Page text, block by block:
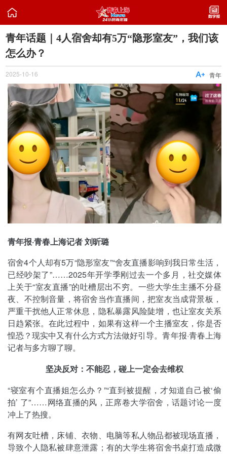

青年话题｜4人宿舍却有5万“隐形室友”，我们该
怎么办？
2025-10-16 青年

青年报·青春上海记者 刘昕璐
宿舍4个人却有5万“隐形室友”“舍友直播影响到我日常生活，
已经吵架了”……2025年开学季刚过去一个多月，社交媒体
上关于“室友直播”的吐槽层出不穷。一些大学生主播不分昼
夜、不控制音量，将宿舍当作直播间，把室友当成背景板，
严重干扰他人正常休息，隐私暴露风险陡增，也让室友关系
日趋紧张。在此过程中，如果有这样一个主播室友，你是否
惶恐？现实中又有什么方式方法做好引导。青年报·青春上海
记者与多方聊了聊。
坚决反对：不能忍，碰上一定会去维权
“寝室有个直播姐怎么办？”“直到被提醒，才知道自己被‘偷
拍’ 了”……网络直播的风，正席卷大学宿舍，话题讨论一度
冲上了热搜。
有网友吐槽，床铺、衣物、电脑等私人物品都被现场直播，
导致个人隐私被肆意泄露；有的大学生将宿舍书桌打造成微